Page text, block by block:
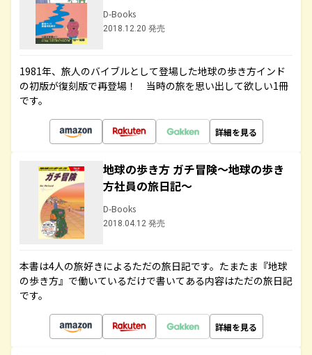
D-Books
2018.12.20 発売
1981年、旅人のバイブルとして登場した地球の歩き方インド
の初版が復刻版で再登場！ 当時の旅を思い出して欲しい1冊
です。
詳細を見る
地球の歩き方 ガチ冒険～地球の歩き
方社員の旅日記～
D-Books
2018.04.12 発売
本書は4人の旅好きによるただの旅日記です。たまたま『地球
の歩き方』で働いているだけで書いてある内容はただの旅日記
です。
詳細を見る